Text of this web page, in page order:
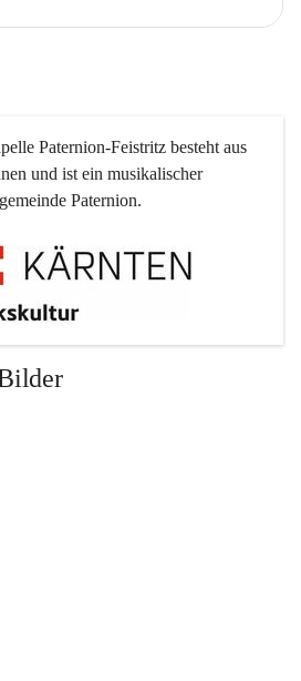
Paternion-Feistritz besteht aus
und ist ein musikalischer
Paternion.